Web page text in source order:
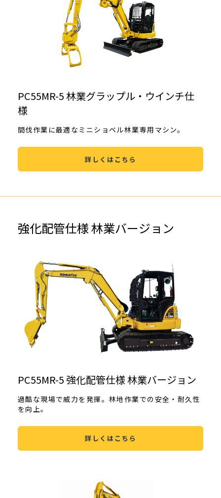
PC55MR-5 林業グラップル・ウインチ仕
様
間伐作業に最適なミニショベル林業専用マシン。
詳しくはこちら
強化配管仕様 林業バージョン
PC55MR-5 強化配管仕様 林業バージョン
過酷な現場で威力を発揮。林地作業での安全・耐久性
を向上。
詳しくはこちら